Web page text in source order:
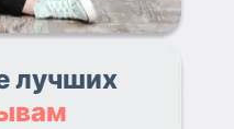
лучших